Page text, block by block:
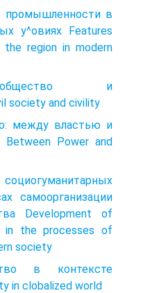
промышленности в
у^овиях Features
region in modern
общество и
society and civility
между властью и
Between Power and
самоорганизации
Development of
in the processes of
society
в контексте
in clobalized world